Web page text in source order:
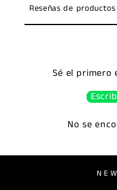
Reseñas de
Sé el primero
No se